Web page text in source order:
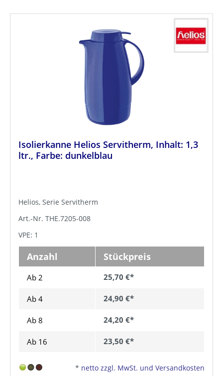
Isolierkanne Helios Servitherm, Inhalt: 1,3
ltr., Farbe: dunkelblau
Helios, Serie Servitherm
Art.-Nr. THE.7205-008
VPE: 1
Anzahl Stückpreis
Ab 2 25,70 €*
Ab 4 24,90 €*
Ab 8 24,20 €*
Ab 16 23,50 €*
* netto zzgl. MwSt. und Versandkosten